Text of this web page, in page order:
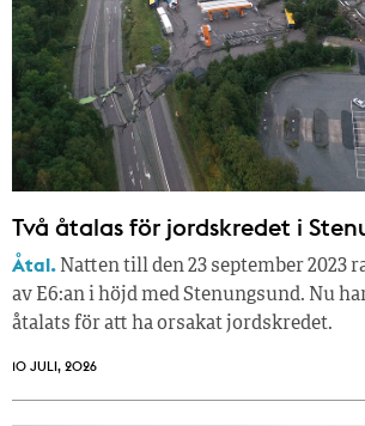
Två åtalas för jordskredet i
Åtal. Natten till den 23 september 2023
av E6:an i höjd med Stenungsund. Nu
åtalats för att ha orsakat jordskredet.
10 JULI, 2026